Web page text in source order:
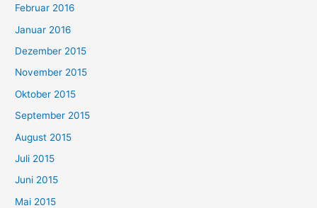
Februar 2016
Januar 2016
Dezember 2015
November 2015
Oktober 2015
September 2015
August 2015
Juli 2015
Juni 2015
Mai 2015